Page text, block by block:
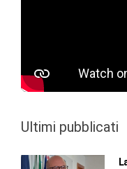
Ultimi pubblicati